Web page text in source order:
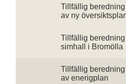
Tillfällig
av ny
Tillfällig
simhall i Bromölla
Tillfällig
av enerigplan